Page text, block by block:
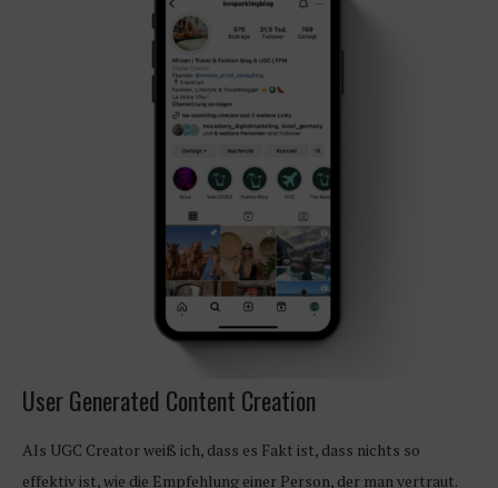
User Generated Content Creation
Als UGC Creator weiß ich, dass es Fakt ist, dass nichts so
effektiv ist, wie die Empfehlung einer Person, der man vertraut.